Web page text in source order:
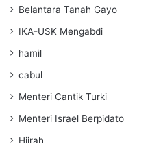
Belantara Tanah Gayo
IKA-USK Mengabdi
hamil
cabul
Menteri Cantik Turki
Menteri Israel Berpidato
Hijrah